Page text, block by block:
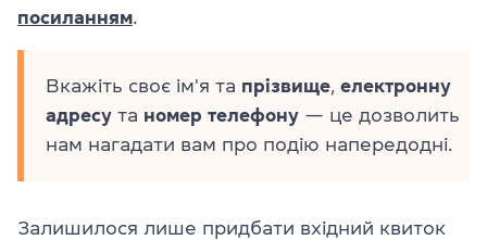
посиланням.
Вкажіть своє ім'я та прізвище, електронну
адресу та номер телефону — це дозволить
нам нагадати вам про подію напередодні.
Залишилося лише придбати вхідний квиток